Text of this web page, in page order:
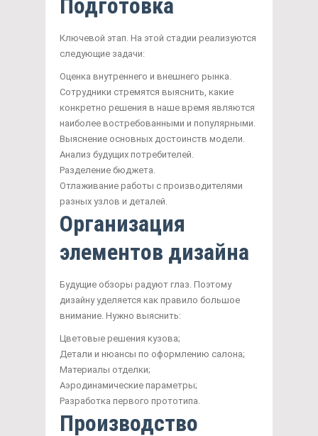
Подготовка
Ключевой этап. На этой стадии реализуются
следующие задачи:
Оценка внутреннего и внешнего рынка.
Сотрудники стремятся выяснить, какие
конкретно решения в наше время являются
наиболее востребованными и популярными.
Выяснение основных достоинств модели.
Анализ будущих потребителей.
Разделение бюджета.
Отлаживание работы с производителями
разных узлов и деталей.
Организация
элементов дизайна
Будущие обзоры радуют глаз. Поэтому
дизайну уделяется как правило большое
внимание. Нужно выяснить:
Цветовые решения кузова;
Детали и нюансы по оформлению салона;
Материалы отделки;
Аэродинамические параметры;
Разработка первого прототипа.
Производство